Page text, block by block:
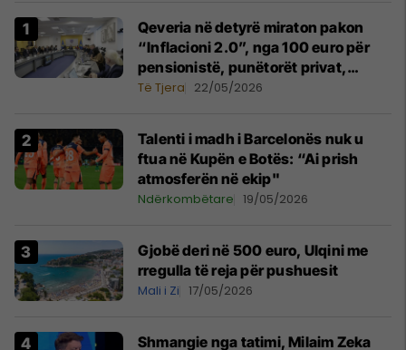
Qeveria në detyrë miraton pakon
“Inflacioni 2.0”, nga 100 euro për
pensionistë, punëtorët privat,
fëmijë dhe studentë
Të Tjera 22/05/2026
Talenti i madh i Barcelonës nuk u
ftua në Kupën e Botës: “Ai prish
atmosferën në ekip"
Ndërkombëtare 19/05/2026
Gjobë deri në 500 euro, Ulqini me
rregulla të reja për pushuesit
Mali i Zi 17/05/2026
Shmangie nga tatimi, Milaim Zeka